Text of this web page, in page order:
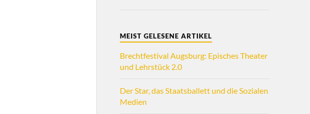
MEIST GELESENE ARTIKEL
Brechtfestival Augsburg: Episches Theater
und Lehrstück 2.0
Der Star, das Staatsballett und die Sozialen
Medien